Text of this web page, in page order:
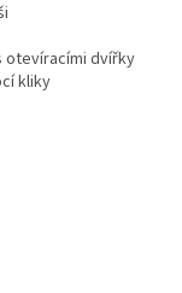
otevíracími dvířky
kliky